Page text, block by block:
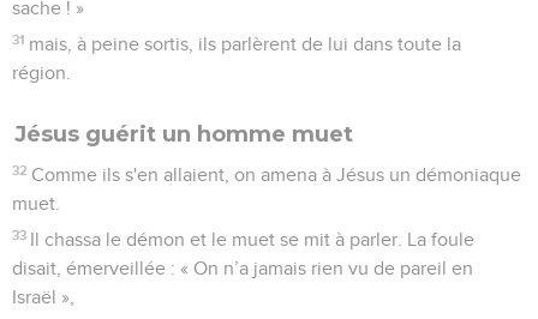
sache ! »
31 mais, à peine sortis, ils parlèrent de lui dans toute la
région.
Jésus guérit un homme muet
32 Comme ils s'en allaient, on amena à Jésus un démoniaque
muet.
33 Il chassa le démon et le muet se mit à parler. La foule
disait, émerveillée : « On n’a jamais rien vu de pareil en
Israël »,